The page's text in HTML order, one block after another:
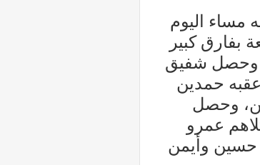
مساء اليوم
بفارق كبير
وحصل شفيق
وأعقبه حمدين
وحصل
وتلاهم عمرو
وأيمن